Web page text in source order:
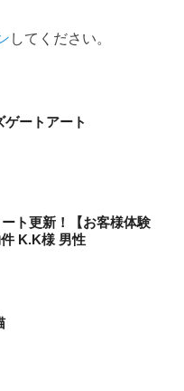
してください。
ゲートアート
ト更新！【お客様体験
K.K様 男性